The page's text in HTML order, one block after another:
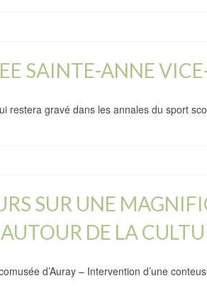
SAINTE-ANNE
restera gravé dans les annales du sport
SUR UNE
DE LA
d’Auray – Intervention d’une